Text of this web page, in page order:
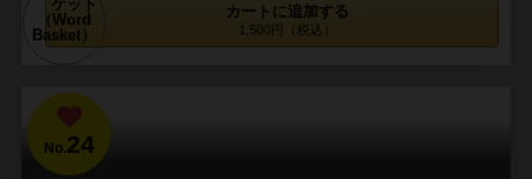
カートに追加する
1,500円（税込）
No.24